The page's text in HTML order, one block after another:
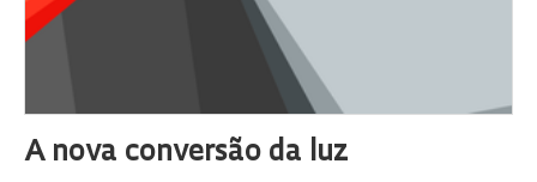
A nova conversão da luz